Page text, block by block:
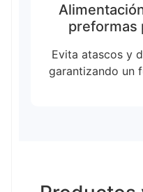
preformas
Evita atascos y
garantizando un